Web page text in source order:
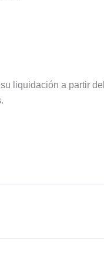
liquidación a partir